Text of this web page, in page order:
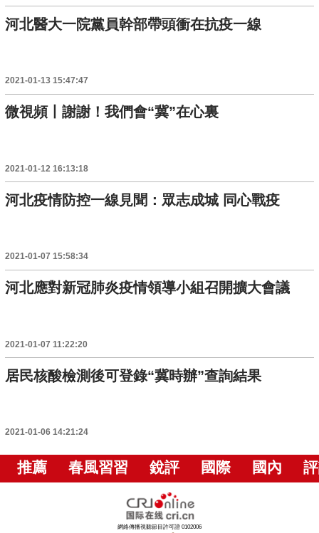
河北醫大一院黨員幹部帶頭衝在抗疫一線
2021-01-13 15:47:47
微視頻丨謝謝！我們會“冀”在心裏
2021-01-12 16:13:18
河北疫情防控一線見聞：眾志成城 同心戰疫
2021-01-07 15:58:34
河北應對新冠肺炎疫情領導小組召開擴大會議
2021-01-07 11:22:20
居民核酸檢測後可登錄“冀時辦”查詢結果
2021-01-06 14:21:24
推薦 春風習習 銳評 國際 國內
網絡傳播視聽節目許可證 0102006